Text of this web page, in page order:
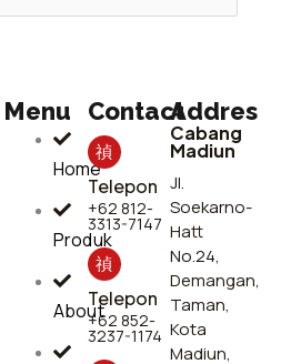
Menu
Home
Produk
About
Contact
Telepon
+62 812-
3313-7147
Telepon
+62 852-
3237-1174
Addres
Cabang
Madiun
Jl.
Soekarno-
Hatt
No.24,
Demangan,
Taman,
Kota
Madiun,